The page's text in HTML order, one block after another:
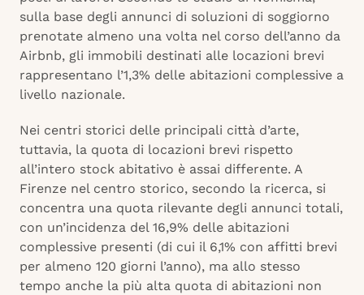
sulla base degli annunci di soluzioni di soggiorno
prenotate almeno una volta nel corso dell’anno da
Airbnb, gli immobili destinati alle locazioni brevi
rappresentano l’1,3% delle abitazioni complessive a
livello nazionale.
Nei centri storici delle principali città d’arte,
tuttavia, la quota di locazioni brevi rispetto
all’intero stock abitativo è assai differente. A
Firenze nel centro storico, secondo la ricerca, si
concentra una quota rilevante degli annunci totali,
con un’incidenza del 16,9% delle abitazioni
complessive presenti (di cui il 6,1% con affitti brevi
per almeno 120 giorni l’anno), ma allo stesso
tempo anche la più alta quota di abitazioni non